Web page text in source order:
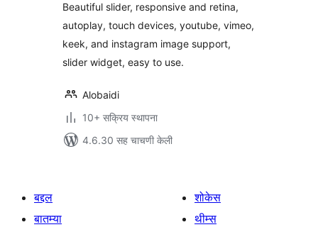
Beautiful slider, responsive and retina,
autoplay, touch devices, youtube, vimeo,
keek, and instagram image support,
slider widget, easy to use.
Alobaidi
10+ सक्रिय स्थापना
4.6.30 सह चाचणी केली
बद्दल
बातम्या
शोकेस
थीम्स